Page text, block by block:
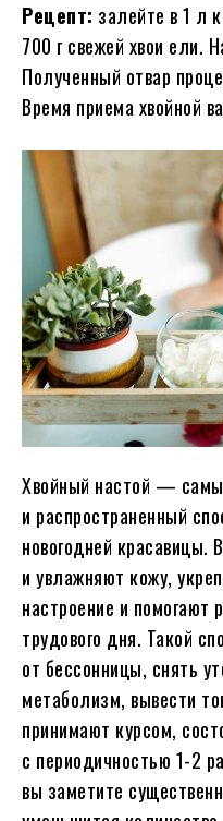
Рецепт: залейте в 1 л
700 г свежей хвои ели.
Полученный отвар
Время приема хвойной
Хвойный настой —
и распространенный
новогодней красавицы.
и увлажняют кожу,
настроение и помогают
трудового дня. Такой
от бессонницы, снять
метаболизм, вывести
принимают курсом,
с периодичностью 1-2
вы заметите